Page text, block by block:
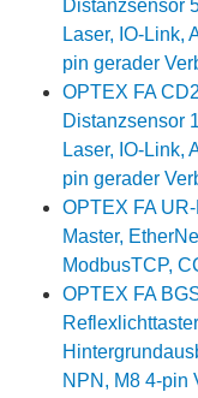
Distanzsensor
Laser, IO-Link,
pin gerader
OPTEX FA
Distanzsensor
Laser, IO-Link,
pin gerader
OPTEX FA
Master,
ModbusTCP,
OPTEX FA
Reflexlichttaster
NPN, M8 4-pin